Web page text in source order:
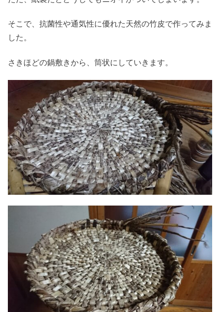
そこで、抗菌性や通気性に優れた天然の竹皮で作ってみま
した。
さきほどの鍋敷きから、筒状にしていきます。